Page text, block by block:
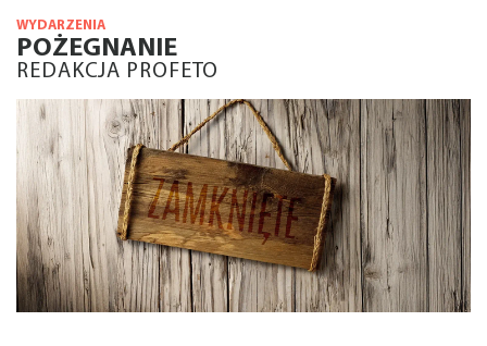
WYDARZENIA
POŻEGNANIE
REDAKCJA PROFETO